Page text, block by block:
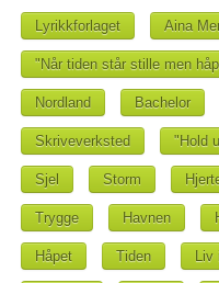
Lyrikkforlaget Aina
"Når tiden står stille men
Nordland Bachelor
Skriveverksted "Hold
Sjel Storm
Trygge Havnen
Håpet Tiden Liv